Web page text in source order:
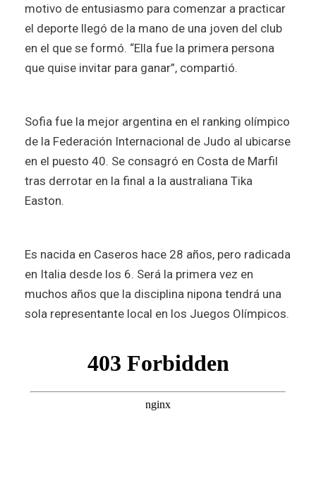
motivo de entusiasmo para comenzar a practicar
el deporte llegó de la mano de una joven del club
en el que se formó. “Ella fue la primera persona
que quise invitar para ganar”, compartió.
Sofia fue la mejor argentina en el ranking olímpico
de la Federación Internacional de Judo al ubicarse
en el puesto 40. Se consagró en Costa de Marfil
tras derrotar en la final a la australiana Tika
Easton.
Es nacida en Caseros hace 28 años, pero radicada
en Italia desde los 6. Será la primera vez en
muchos años que la disciplina nipona tendrá una
sola representante local en los Juegos Olímpicos.